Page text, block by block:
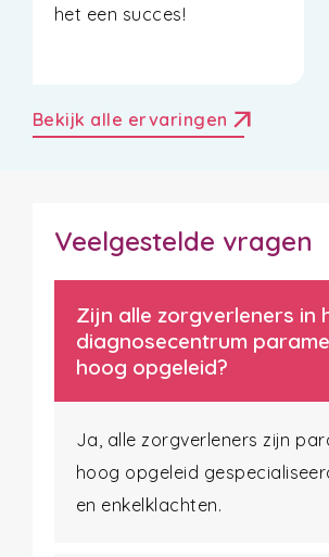
het een succes!
Bekijk alle ervaringen arrow_outward
Veelgestelde vragen
Zijn alle zorgverleners in
diagnosecentrum
hoog opgeleid?
Ja, alle zorgverleners zijn
hoog opgeleid
en enkelklachten.